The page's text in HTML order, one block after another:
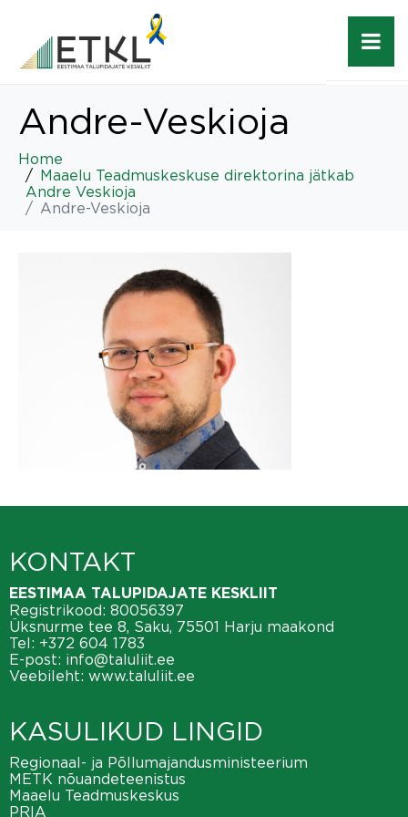
Andre-Veskioja
Home
Maaelu Teadmuskeskuse direktorina jätkab
Andre Veskioja
Andre-Veskioja
KONTAKT
EESTIMAA TALUPIDAJATE KESKLIIT
Registrikood: 80056397
Üksnurme tee 8, Saku, 75501 Harju maakond
Tel: +372 604 1783
E-post: info@taluliit.ee
Veebileht: www.taluliit.ee
KASULIKUD LINGID
Regionaal- ja Põllumajandusministeerium
METK nõuandeteenistus
Maaelu Teadmuskeskus
PRIA